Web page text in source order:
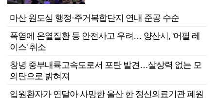
마산 원도심 행정·주거복합단지 연내 준공 수순
폭염에 온열질환 등 안전사고 우려… 양산시, '어필 레
이스' 취소
창녕 중부내륙고속도로서 포탄 발견…살상력 없는 모
의탄으로 밝혀져
입원환자가 연달아 사망한 울산 한 정신의료기관 폐원